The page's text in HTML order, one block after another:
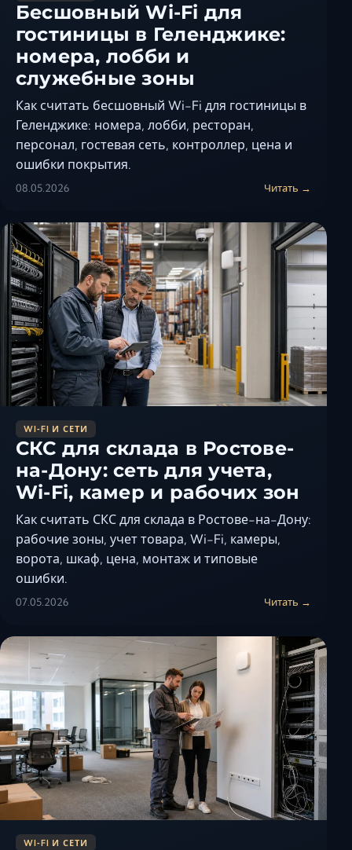
Пятигорск
Симферополь
Ставрополь
Таганрог
Феодосия
Бесшовный Wi-Fi для
гостиницы в Геленджике:
номера, лобби и
служебные зоны
Как считать бесшовный Wi-Fi для гостиницы в
Геленджике: номера, лобби, ресторан,
персонал, гостевая сеть, контроллер, цена и
ошибки покрытия.
08.05.2026 Читать →
WI‑FI И СЕТИ
СКС для склада в Ростове-
на-Дону: сеть для учета,
Wi-Fi, камер и рабочих зон
Как считать СКС для склада в Ростове-на-Дону:
рабочие зоны, учет товара, Wi-Fi, камеры,
ворота, шкаф, цена, монтаж и типовые
ошибки.
07.05.2026 Читать →
WI‑FI И СЕТИ